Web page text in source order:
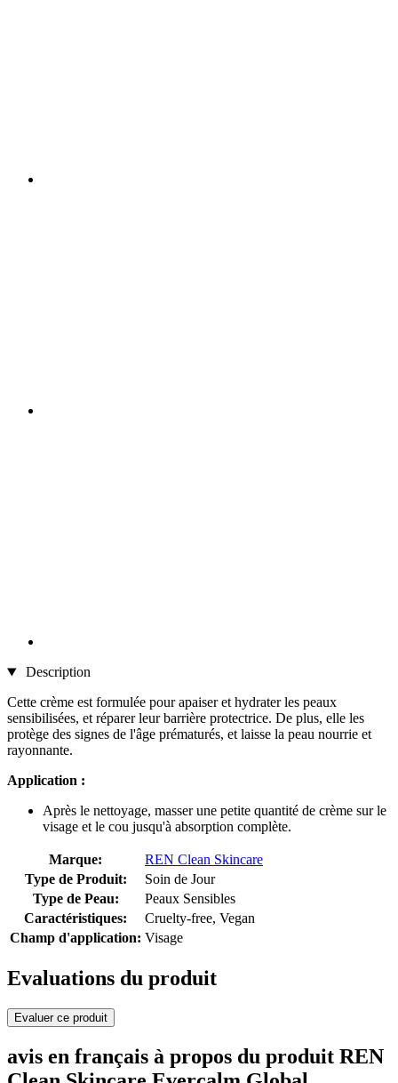
Description
Cette crème est formulée pour apaiser et hydrater les peaux
sensibilisées, et réparer leur barrière protectrice. De plus, elle les
protège des signes de l'âge prématurés, et laisse la peau nourrie et
rayonnante.
Application :
Après le nettoyage, masser une petite quantité de crème sur le
visage et le cou jusqu'à absorption complète.
Marque:
REN Clean Skincare
Type de Produit:
Soin de Jour
Type de Peau:
Peaux Sensibles
Caractéristiques:
Cruelty-free, Vegan
Champ d'application: Visage
Evaluations du produit
Evaluer ce produit
avis en français à propos du produit REN